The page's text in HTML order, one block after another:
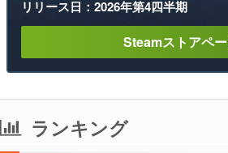
リリース日：2026年第4四半期
Steamストアペ
ランキング